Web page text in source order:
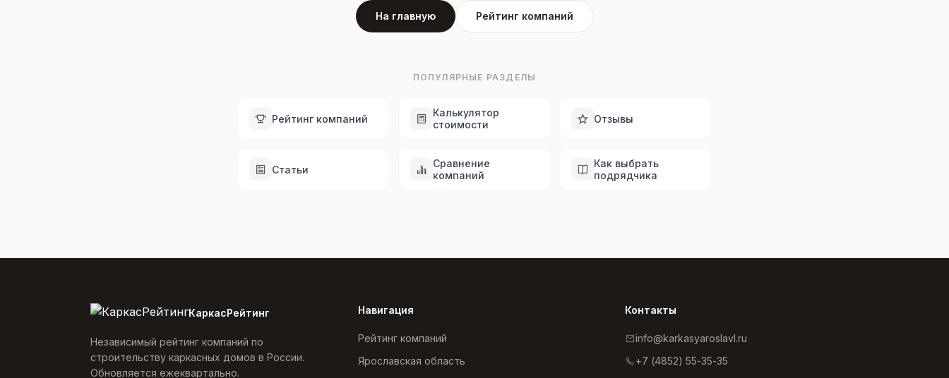
На главную Рейтинг компаний
ПОПУЛЯРНЫЕ РАЗДЕЛЫ
Рейтинг компаний
Калькулятор
стоимости
Отзывы
Статьи
Сравнение
компаний
Как выбрать
подрядчика
КаркасРейтинг
Независимый рейтинг компаний по
строительству каркасных домов в России.
Обновляется ежеквартально.
Навигация
Рейтинг компаний
Ярославская область
Контакты
info@karkasyaroslavl.ru
+7 (4852) 55-35-35